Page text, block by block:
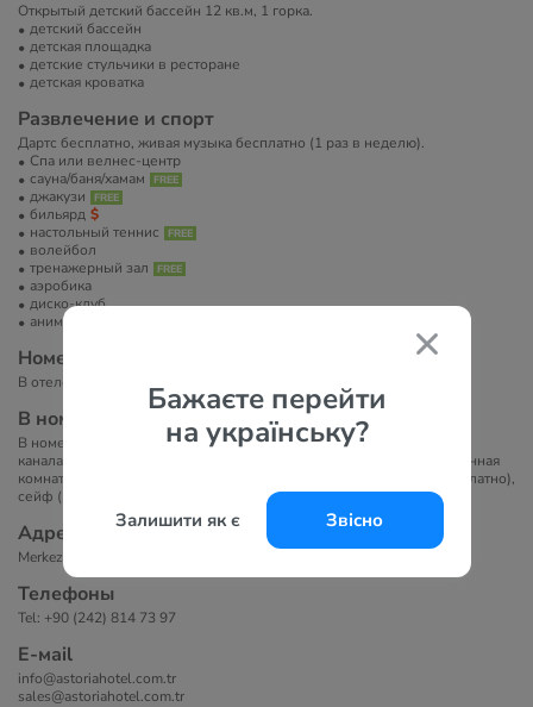
Бажаєте перейти
на українську?
Залишити як є Звісно
Открытый детский бассейн 12 кв.м, 1 горка.
детский бассейн
детская площадка
детские стульчики в ресторане
детская кроватка
Развлечение и спорт
Дартс бесплатно, живая музыка бесплатно (1 раз в неделю).
Спа или велнес-центр
сауна/баня/хамам
джакузи
бильярд
настольный теннис
волейбол
тренажерный зал
аэробика
диско-клуб
анимация
Номера
В отеле 78 номеров. Состоит из одного 4-этажного здания.
В номерах
В номерах представлено: мини-бар (вода в день прибытия), ТВ с
каналами на русском языке, сплит-кондиционер, телефон, фен, ванная
комната с душевой кабиной, тапочки, музыкальный центр, Wi-Fi (платно),
сейф (платно).
Адрес
Merkez Mahallesi, Kavaklı Cad. No:3, 07990 Kemer, Antalya, Turkey
Телефоны
Tel: +90 (242) 814 73 97
Е-маil
info@astoriahotel.com.tr
sales@astoriahotel.com.tr